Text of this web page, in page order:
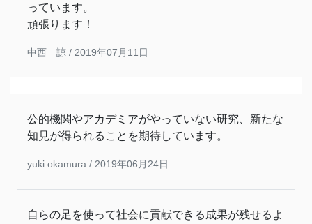
っています。
頑張ります！
中西 諒 / 2019年07月11日
公的機関やアカデミアがやっていない研究、新たな
知見が得られることを期待しています。
yuki okamura / 2019年06月24日
自らの足を使って社会に貢献できる成果が残せるよ